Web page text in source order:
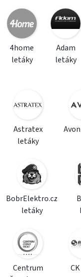
4home
letáky
Adam
letáky
Astratex
letáky
BobrElektro.cz
letáky
Centrum